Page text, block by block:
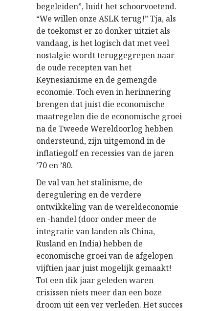
begeleiden”, luidt het schoorvoetend.
“We willen onze ASLK terug!” Tja, als
de toekomst er zo donker uitziet als
vandaag, is het logisch dat met veel
nostalgie wordt teruggegrepen naar
de oude recepten van het
Keynesianisme en de gemengde
economie. Toch even in herinnering
brengen dat juist die economische
maatregelen die de economische groei
na de Tweede Wereldoorlog hebben
ondersteund, zijn uitgemond in de
inflatiegolf en recessies van de jaren
’70 en ’80.
De val van het stalinisme, de
deregulering en de verdere
ontwikkeling van de wereldeconomie
en -handel (door onder meer de
integratie van landen als China,
Rusland en India) hebben de
economische groei van de afgelopen
vijftien jaar juist mogelijk gemaakt!
Tot een dik jaar geleden waren
crisissen niets meer dan een boze
droom uit een ver verleden. Het succes